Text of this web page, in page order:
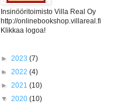
Insinööritoimisto Villa Real Oy
http://onlinebookshop.villareal.fi
Klikkaa logoa!
► 2023 (7)
► 2022 (4)
► 2021 (10)
▼ 2020 (10)